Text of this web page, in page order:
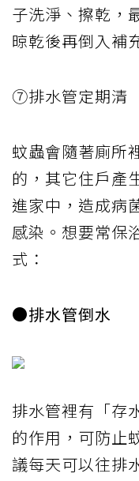
子洗淨、擦乾，
晾乾後再倒入補
⑦排水管定期清
蚊蟲會隨著廁所
的，其它住戶產
進家中，造成病
感染。想要常保
式：
●排水管倒水
排水管裡有「存
的作用，可防止
議每天可以往排